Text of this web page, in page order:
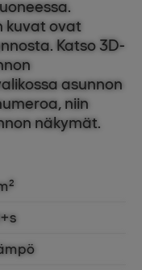
kuvat ovat
Katso 3D-
asunnon
niin
näkymät.